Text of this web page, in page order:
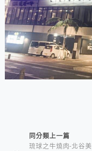
相連文章同分類上一篇
琉球之牛燒肉-北谷美